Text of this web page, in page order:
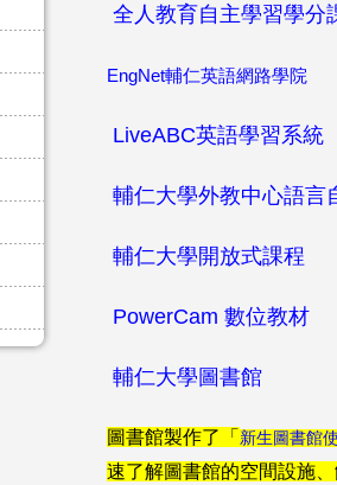
全人教育自主學習學分
EngNet輔仁英語網路學院
LiveABC英語學習系統
輔仁大學外教中心語言
輔仁大學開放式課程
PowerCam 數位教材
輔仁大學圖書館
圖書館製作了「 新生圖書館
速了解圖書館的空間設施